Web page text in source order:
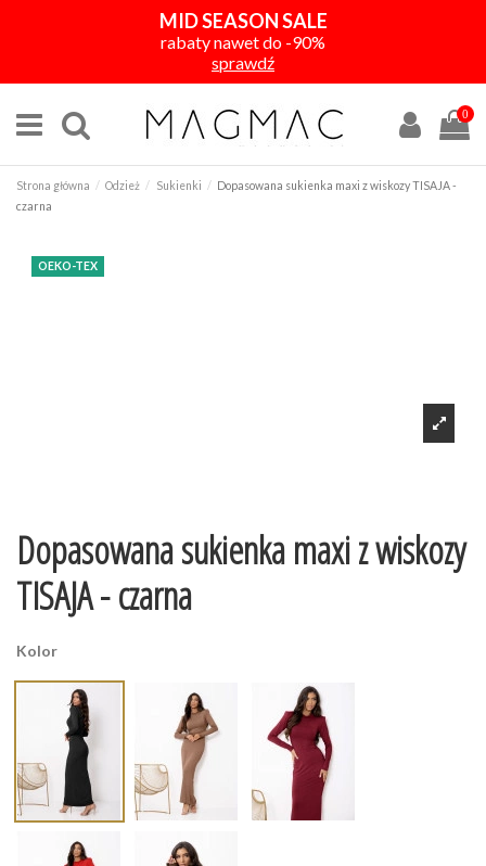
MID SEASON SALE
rabaty nawet do -90%
sprawdź
0
Strona główna Odzież Sukienki
Dopasowana sukienka maxi z wiskozy TISAJA -
czarna
OEKO-TEX
Dopasowana sukienka maxi z wiskozy
TISAJA - czarna
Kolor